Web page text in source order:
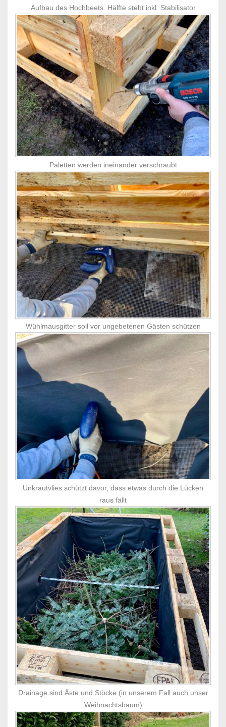
Aufbau des Hochbeets. Hälfte steht inkl. Stabilisator
Paletten werden ineinander verschraubt
Wühlmausgitter soll vor ungebetenen Gästen schützen
Unkrautvlies schützt davor, dass etwas durch die Lücken
raus fällt
Drainage sind Äste und Stöcke (in unserem Fall auch unser
Weihnachtsbaum)